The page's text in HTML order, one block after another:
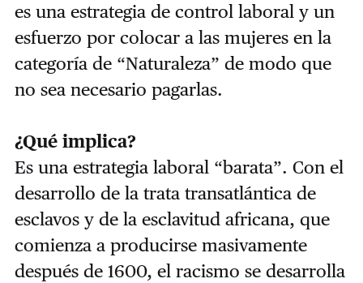
es una estrategia de control laboral y un
esfuerzo por colocar a las mujeres en la
categoría de “Naturaleza” de modo que
no sea necesario pagarlas.
¿Qué implica?
Es una estrategia laboral “barata”. Con el
desarrollo de la trata transatlántica de
esclavos y de la esclavitud africana, que
comienza a producirse masivamente
después de 1600, el racismo se desarrolla